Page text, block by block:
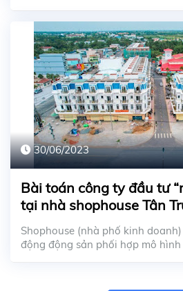
30/06/2023
Bài toán công ty đầu tư
tại nhà shophouse Tân
điểm thị trấn vệ tinh
Shophouse (nhà phố kinh
động động sản phối hợp mô hình